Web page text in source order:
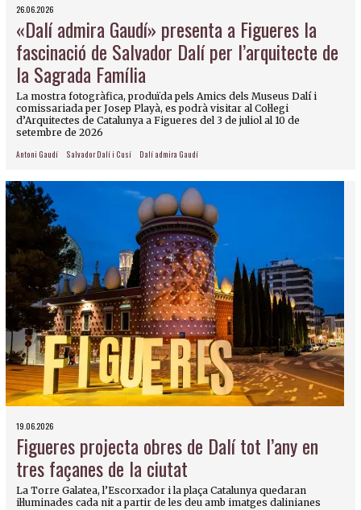
26.06.2026
«Dalí admira Gaudí» presenta a Figueres la
fascinació de Salvador Dalí per l’arquitecte de
la Sagrada Família
La mostra fotogràfica, produïda pels Amics dels Museus Dalí i
comissariada per Josep Playà, es podrà visitar al Col·legi
d’Arquitectes de Catalunya a Figueres del 3 de juliol al 10 de
setembre de 2026
Antoni Gaudí Salvador Dalí i Cusí Dalí admira Gaudí
19.06.2026
Figueres projecta obres de Dalí tot l’any en
tres façanes de la ciutat
La Torre Galatea, l’Escorxador i la plaça Catalunya quedaran
il·luminades cada nit a partir de les deu amb imatges dalinianes